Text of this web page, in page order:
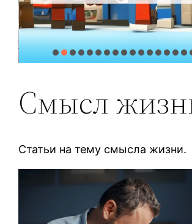
Смысл
Статьи на тему смысла жизни.